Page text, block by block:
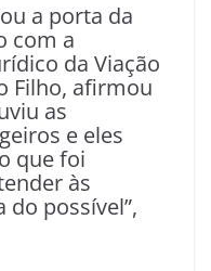
a porta da
com a
da Viação
Filho, afirmou
as
e eles
que foi
às
do possível”,